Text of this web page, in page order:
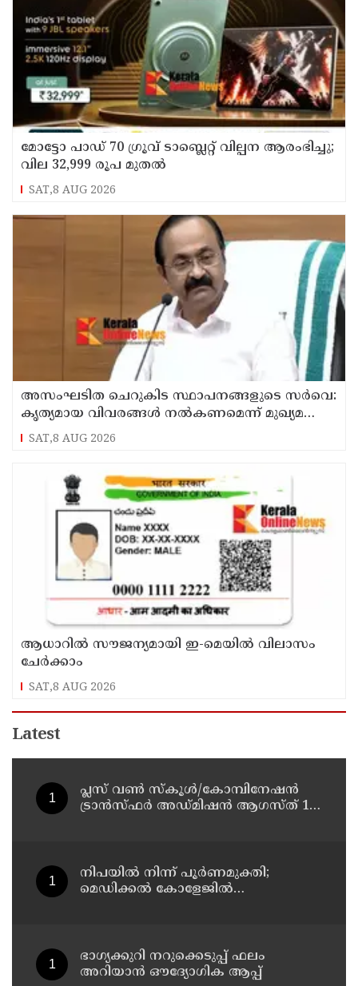
മോട്ടോ പാഡ് 70 ഗ്രൂവ് ടാബ്ലെറ്റ് വില്പന ആരംഭിച്ചു;
വില 32,999 രൂപ മുതൽ
SAT,8 AUG 2026
അസംഘടിത ചെറുകിട സ്ഥാപനങ്ങളുടെ സർവെ:
കൃത്യമായ വിവരങ്ങൾ നൽകണമെന്ന് മുഖ്യമന്ത്രി
വി ഡി സതീശൻ
SAT,8 AUG 2026
ആധാറിൽ സൗജന്യമായി ഇ-മെയിൽ വിലാസം
ചേർക്കാം
SAT,8 AUG 2026
Latest
പ്ലസ് വൺ സ്‌കൂൾ/കോമ്പിനേഷൻ
ട്രാൻസ്ഫർ അഡ്മിഷൻ ആഗസ്ത് 10,
നിപയിൽ നിന്ന് പൂർണമുക്തി;
മെഡിക്കൽ കോളേജിൽ
ഭാഗ്യക്കുറി നറുക്കെടുപ്പ് ഫലം
അറിയാൻ ഔദ്യോഗിക ആപ്പ്